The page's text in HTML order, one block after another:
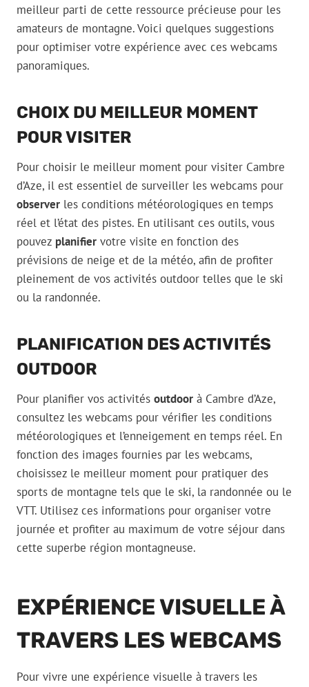
meilleur parti de cette ressource précieuse pour les
amateurs de montagne. Voici quelques suggestions
pour optimiser votre expérience avec ces webcams
panoramiques.
CHOIX DU MEILLEUR MOMENT
POUR VISITER
Pour choisir le meilleur moment pour visiter Cambre
d’Aze, il est essentiel de surveiller les webcams pour
observer les conditions météorologiques en temps
réel et l’état des pistes. En utilisant ces outils, vous
pouvez planifier votre visite en fonction des
prévisions de neige et de la météo, afin de profiter
pleinement de vos activités outdoor telles que le ski
ou la randonnée.
PLANIFICATION DES ACTIVITÉS
OUTDOOR
Pour planifier vos activités outdoor à Cambre d’Aze,
consultez les webcams pour vérifier les conditions
météorologiques et l’enneigement en temps réel. En
fonction des images fournies par les webcams,
choisissez le meilleur moment pour pratiquer des
sports de montagne tels que le ski, la randonnée ou le
VTT. Utilisez ces informations pour organiser votre
journée et profiter au maximum de votre séjour dans
cette superbe région montagneuse.
EXPÉRIENCE VISUELLE À
TRAVERS LES WEBCAMS
Pour vivre une expérience visuelle à travers les